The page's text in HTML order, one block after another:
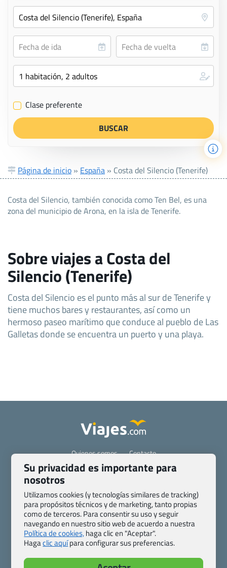
✔ Clase preferente
Página de inicio » España » Costa del Silencio (Tenerife)
Costa del Silencio, también conocida como Ten Bel, es una
zona del municipio de Arona, en la isla de Tenerife.
Sobre viajes a Costa del
Silencio (Tenerife)
Costa del Silencio es el punto más al sur de Tenerife y
tiene muchos bares y restaurantes, así como un
hermoso paseo marítimo que conduce al pueblo de Las
Galletas donde se encuentra un puerto y una playa.
Quienes somos
Contacto
Pasaporte, Visado, Salud y otras disposiciones específicas
Blog de Viajes.com
Preguntas frecuentes
Condiciones generales
Política de privacidad y cookies
Transparencia
Todas las páginas – sitemap
Viajes.com
Last Minute Express S.L.U.
c/ Drago, CC HLS, Local 13
Su privacidad es importante para
nosotros
Utilizamos cookies (y tecnologías similares de tracking)
para propósitos técnicos y de marketing, tanto propias
como de terceros. Para consentir su uso y seguir
navegando en nuestro sitio web de acuerdo a nuestra
Política de cookies,haga clic en "Aceptar".
Hagaclic aquípara configurar sus preferencias.